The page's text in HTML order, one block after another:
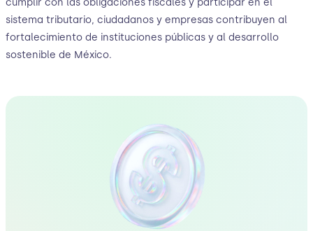
cumplir con las obligaciones fiscales y participar en el
sistema tributario, ciudadanos y empresas contribuyen al
fortalecimiento de instituciones públicas y al desarrollo
sostenible de México.